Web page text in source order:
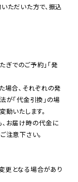
ただいた方で、振込
ぎでのご予約」「発
場合、それぞれの発
が「代金引換」の場
お届け時の代金に
注意下さい。
更となる場合があり